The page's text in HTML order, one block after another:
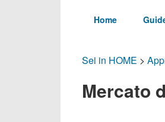
Home
Sei in HOME >
Mercato